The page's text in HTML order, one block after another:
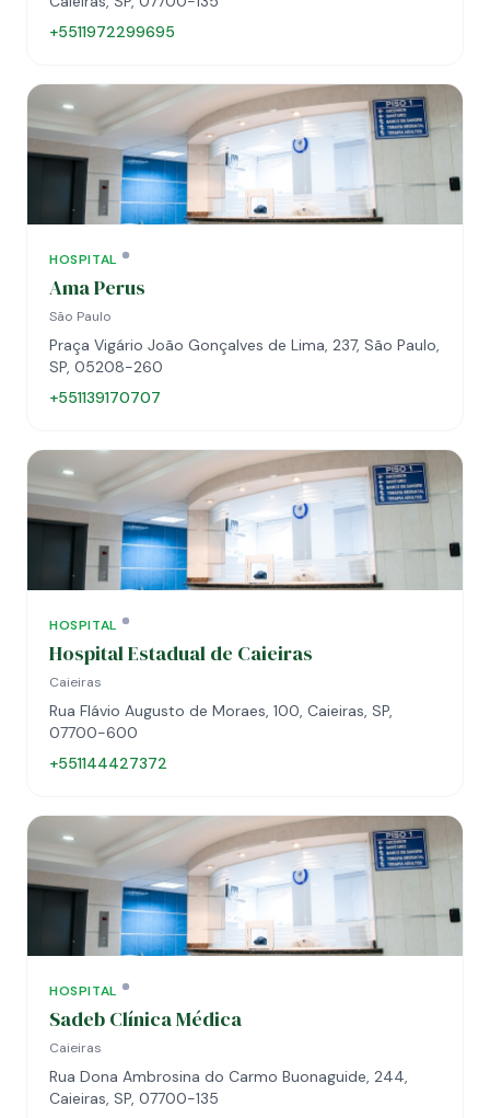
+5511972299695
HOSPITAL
Ama Perus
São Paulo
Praça Vigário João Gonçalves de Lima, 237, São Paulo,
SP, 05208-260
+551139170707
HOSPITAL
Hospital Estadual de Caieiras
Caieiras
Rua Flávio Augusto de Moraes, 100, Caieiras, SP,
07700-600
+551144427372
HOSPITAL
Sadeb Clínica Médica
Caieiras
Rua Dona Ambrosina do Carmo Buonaguide, 244,
Caieiras, SP, 07700-135